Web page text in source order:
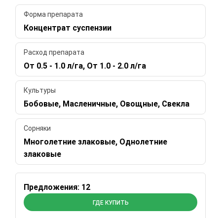
Форма препарата
Концентрат суспензии
Расход препарата
От 0.5 - 1.0 л/га, От 1.0 - 2.0 л/га
Культуры
Бобовые, Масленичные, Овощные, Свекла
Сорняки
Многолетние злаковые, Однолетние
злаковые
Предложения: 12
ГДЕ КУПИТЬ